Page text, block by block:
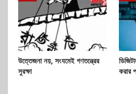
উত্তেজনা নয়, সংযমেই গণতন্ত্রের
সুরক্ষা
করার